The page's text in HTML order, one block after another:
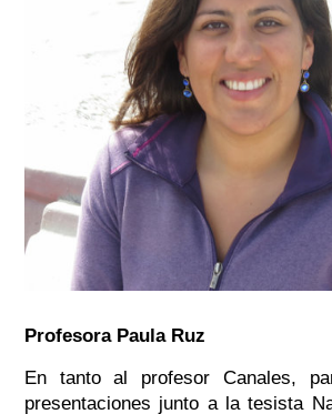
Profesora Paula Ruz
En tanto al profesor Canales,
presentaciones junto a la tesista